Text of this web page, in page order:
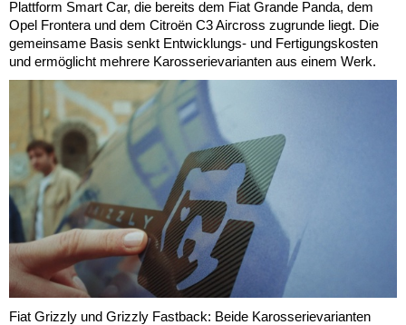
Plattform Smart Car, die bereits dem Fiat Grande Panda, dem
Opel Frontera und dem Citroën C3 Aircross zugrunde liegt. Die
gemeinsame Basis senkt Entwicklungs- und Fertigungskosten
und ermöglicht mehrere Karosserievarianten aus einem Werk.
Fiat Grizzly und Grizzly Fastback: Beide Karosserievarianten